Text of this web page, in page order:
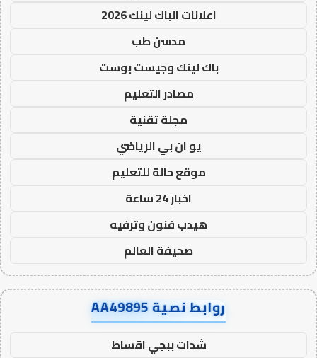
اعلانات الباك لينك 2026
مدسن طب
باك لينك وجيست بوست
مصادر التعليم
مجلة تقنية
يو ان بي الرياضي
موقع حالة للتعليم
اخبار 24 ساعة
هيدب فنون وترفيه
صحيفة العالم
روابط نصية AA49895
شدات ببجي اقساط